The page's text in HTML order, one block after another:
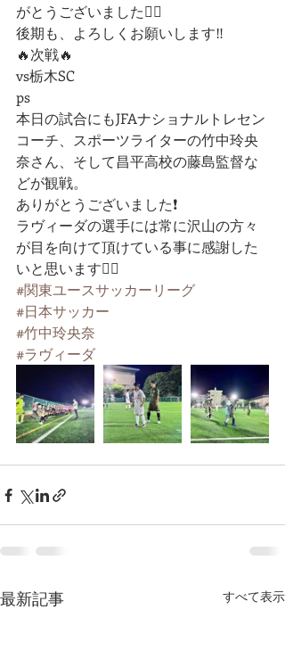
がとうございました🙇‍♂️
後期も、よろしくお願いします‼︎
🔥次戦🔥
vs栃木SC
ps
本日の試合にもJFAナショナルトレセン
コーチ、スポーツライターの竹中玲央
奈さん、そして昌平高校の藤島監督な
どが観戦。
ありがとうございました❗️
ラヴィーダの選手には常に沢山の方々
が目を向けて頂けている事に感謝した
いと思います🙇‍♂️
#関東ユースサッカーリーグ
#日本サッカー
#竹中玲央奈
#ラヴィーダ
最新記事 すべて表示